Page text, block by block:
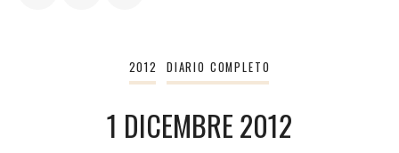
2012 DIARIO COMPLETO
1 DICEMBRE 2012